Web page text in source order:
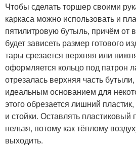
Чтобы сделать торшер своими
каркаса можно использовать и
пятилитровую бутыль, причём от
будет зависеть размер готового
тары срезается верхняя или
оформляется кольцо под патрон
отрезалась верхняя часть
идеальным основанием для
этого обрезается лишний
и стойки. Оставлять
нельзя, потому как тёплому
выходить.